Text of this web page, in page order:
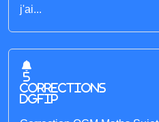
j'ai...
5
corrections
DGFIP